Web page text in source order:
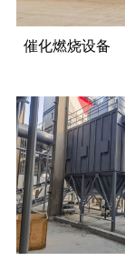
催化燃烧设备